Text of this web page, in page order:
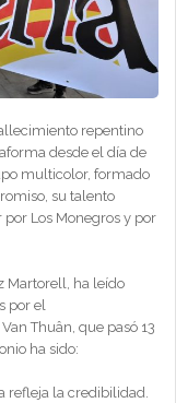
repentino
desde el día de
multicolor, formado
su talento
Los Monegros y por
Martorell, ha leído
por el
Thuân, que pasó 13
ha sido:
refleja la credibilidad.